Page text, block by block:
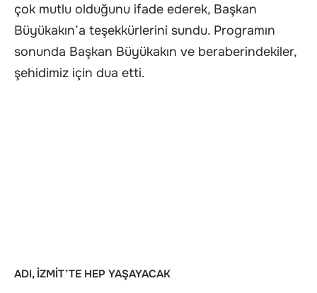
çok mutlu olduğunu ifade ederek, Başkan
Büyükakın’a teşekkürlerini sundu. Programın
sonunda Başkan Büyükakın ve beraberindekiler,
şehidimiz için dua etti.
ADI, İZMİT’TE HEP YAŞAYACAK